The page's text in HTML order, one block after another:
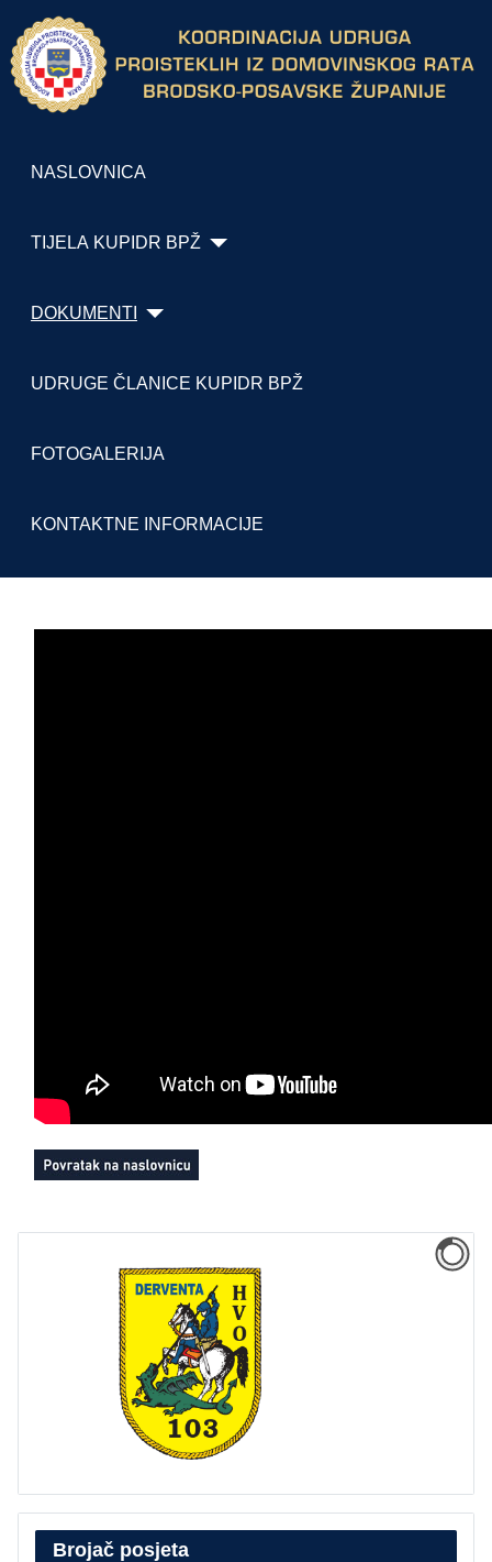
NASLOVNICA
TIJELA KUPIDR BPŽ
DOKUMENTI
UDRUGE ČLANICE KUPIDR BPŽ
FOTOGALERIJA
KONTAKTNE INFORMACIJE
Brojač posjeta